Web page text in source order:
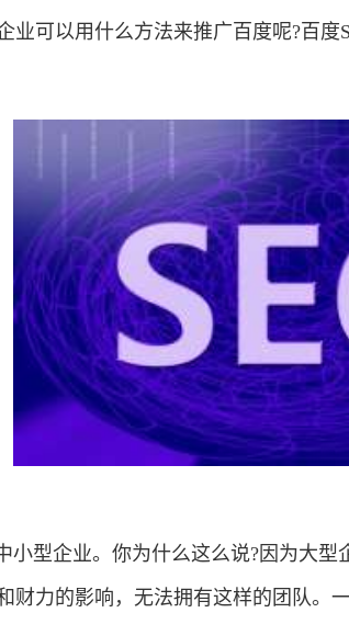
业可以用什么方法来推广百度呢?百度
小型企业。你为什么这么说?因为大
财力的影响，无法拥有这样的团队。